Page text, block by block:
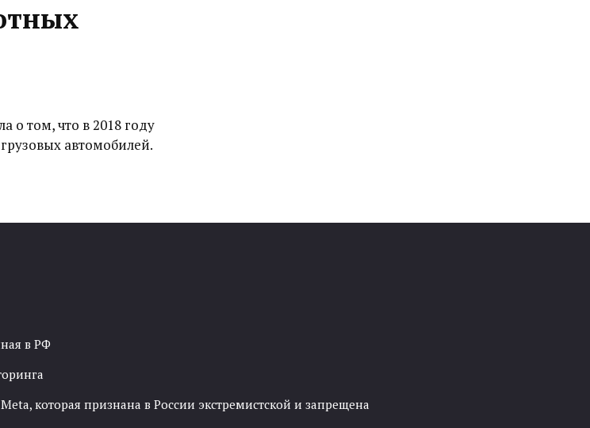
о том, что в 2018 году
автомобилей.
в РФ
которая признана в России экстремистской и запрещена